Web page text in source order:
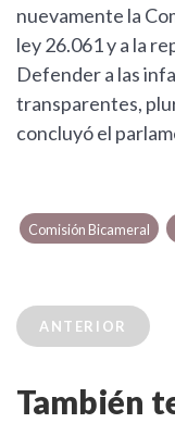
nuevamente la
ley 26.061 y a la
Defender a las
transparentes,
concluyó el
Comisión Bicameral
ANTERIOR
También